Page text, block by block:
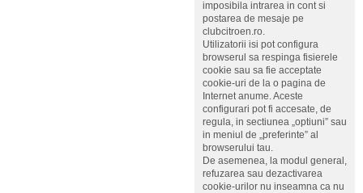
imposibila intrarea in cont si
postarea de mesaje pe
clubcitroen.ro.
Utilizatorii isi pot configura
browserul sa respinga fisierele
cookie sau sa fie acceptate
cookie-uri de la o pagina de
Internet anume. Aceste
configurari pot fi accesate, de
regula, in sectiunea „optiuni” sau
in meniul de „preferinte” al
browserului tau.
De asemenea, la modul general,
refuzarea sau dezactivarea
cookie-urilor nu inseamna ca nu